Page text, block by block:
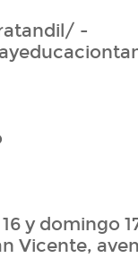
-
y domingo
Vicente,